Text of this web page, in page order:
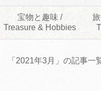
宝物と趣味 /
Treasure & Hobbies
「2021年3月」の記事一